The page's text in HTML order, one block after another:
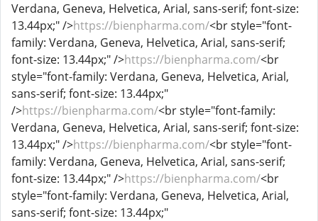
Verdana, Geneva, Helvetica, Arial, sans-serif; font-size:
13.44px;" />https://bienpharma.com/<br style="font-
family: Verdana, Geneva, Helvetica, Arial, sans-serif;
font-size: 13.44px;" />https://bienpharma.com/<br
style="font-family: Verdana, Geneva, Helvetica, Arial,
sans-serif; font-size: 13.44px;"
/>https://bienpharma.com/<br style="font-family:
Verdana, Geneva, Helvetica, Arial, sans-serif; font-size:
13.44px;" />https://bienpharma.com/<br style="font-
family: Verdana, Geneva, Helvetica, Arial, sans-serif;
font-size: 13.44px;" />https://bienpharma.com/<br
style="font-family: Verdana, Geneva, Helvetica, Arial,
sans-serif; font-size: 13.44px;"